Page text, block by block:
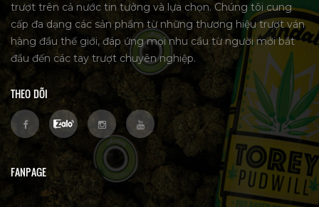
trượt trên cả nước tin tưởng và lựa chọn. Chúng tôi cung
cấp đa dạng các sản phẩm từ những thương hiệu trượt ván
hàng đầu thế giới, đáp ứng mọi nhu cầu từ người mới bắt
đầu đến các tay trượt chuyên nghiệp.
THEO DÕI
FANPAGE